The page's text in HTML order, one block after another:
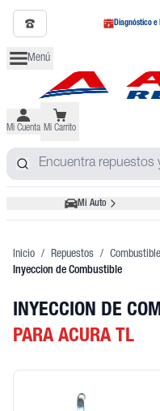
Diagnóstico e
Menú
Mi Cuenta Mi Carrito
Mi Auto
Inicio / Repuestos /
Inyeccion de Combustible
INYECCION DE
PARA ACURA TL